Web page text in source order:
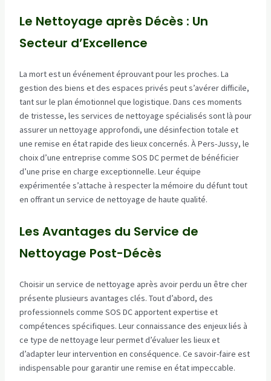
Le Nettoyage après Décès : Un
Secteur d’Excellence
La mort est un événement éprouvant pour les proches. La
gestion des biens et des espaces privés peut s’avérer difficile,
tant sur le plan émotionnel que logistique. Dans ces moments
de tristesse, les services de nettoyage spécialisés sont là pour
assurer un nettoyage approfondi, une désinfection totale et
une remise en état rapide des lieux concernés. À Pers-Jussy, le
choix d’une entreprise comme SOS DC permet de bénéficier
d’une prise en charge exceptionnelle. Leur équipe
expérimentée s’attache à respecter la mémoire du défunt tout
en offrant un service de nettoyage de haute qualité.
Les Avantages du Service de
Nettoyage Post-Décès
Choisir un service de nettoyage après avoir perdu un être cher
présente plusieurs avantages clés. Tout d’abord, des
professionnels comme SOS DC apportent expertise et
compétences spécifiques. Leur connaissance des enjeux liés à
ce type de nettoyage leur permet d’évaluer les lieux et
d’adapter leur intervention en conséquence. Ce savoir-faire est
indispensable pour garantir une remise en état impeccable.